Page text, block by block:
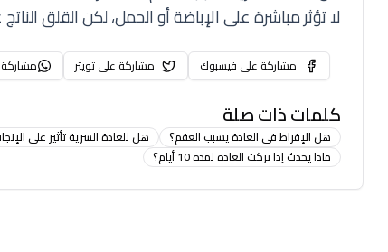
لا تؤثر مباشرة على الإباضة أو الحمل، لكن القلق
مشاركة على فيسبوك مشاركة على تويتر
كلمات ذات صلة
هل الإفراط في العادة يسبب العقم؟ هل للعادة السرية تأثير على
ماذا يحدث إذا تركت العادة لمدة 10 أيام؟